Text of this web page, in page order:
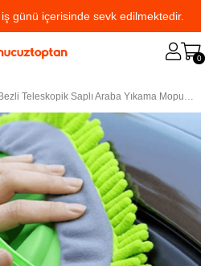
günü içerisinde sevk edilmektedir.
0
Gül 309 Mikrofiber Bezli Teleskopik Saplı Araba Yıkama Mopu | ID6531